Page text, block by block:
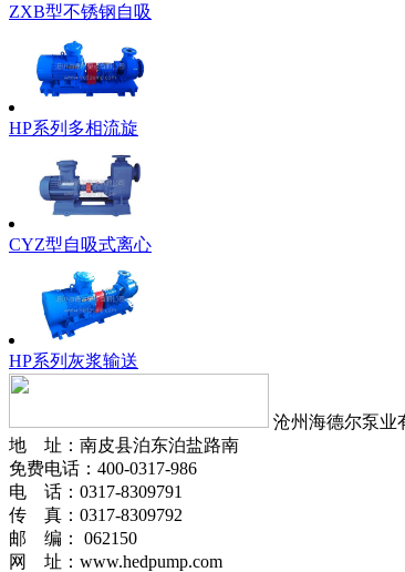
ZXB型不锈钢自吸
HP系列多相流旋
CYZ型自吸式离心
HP系列灰浆输送
沧州海德尔泵业
地 址：南皮县泊东泊盐路南
免费电话：400-0317-986
电 话：0317-8309791
传 真：0317-8309792
邮 编： 062150
网 址：www.hedpump.com